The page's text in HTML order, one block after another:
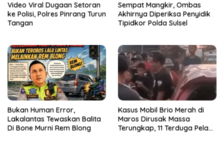
Video Viral Dugaan Setoran
ke Polisi, Polres Pinrang Turun
Tangan
Sempat Mangkir, Ombas
Akhirnya Diperiksa Penyidik
Tipidkor Polda Sulsel
Bukan Human Error,
Lakalantas Tewaskan Balita
Di Bone Murni Rem Blong
Kasus Mobil Brio Merah di
Maros Dirusak Massa
Terungkap, 11 Terduga Pelaku